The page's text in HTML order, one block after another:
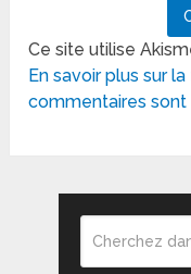
Ce site utilise
En savoir plus sur
commentaires sont